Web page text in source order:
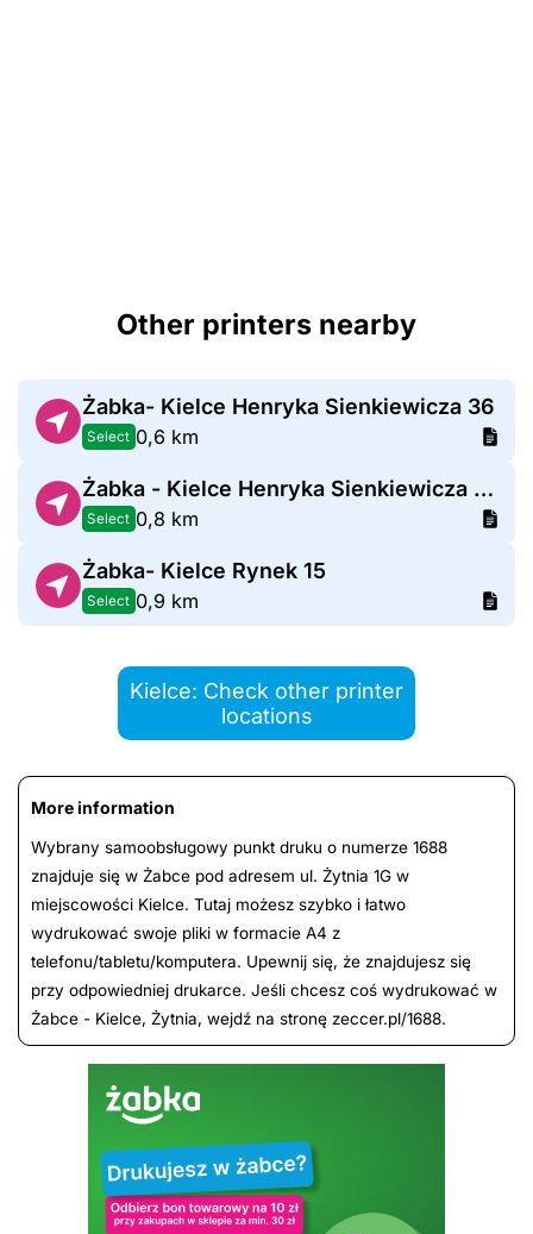
Other printers nearby
Żabka- Kielce Henryka Sienkiewicza 36
Select 0,6 km
Żabka - Kielce Henryka Sienkiewicza 24
Select 0,8 km
Żabka- Kielce Rynek 15
Select 0,9 km
Kielce: Check other printer
locations
More information
Wybrany samoobsługowy punkt druku o numerze 1688
znajduje się w Żabce pod adresem ul. Żytnia 1G w
miejscowości Kielce. Tutaj możesz szybko i łatwo
wydrukować swoje pliki w formacie A4 z
telefonu/tabletu/komputera. Upewnij się, że znajdujesz się
przy odpowiedniej drukarce. Jeśli chcesz coś wydrukować w
Żabce - Kielce, Żytnia, wejdź na stronę zeccer.pl/1688.